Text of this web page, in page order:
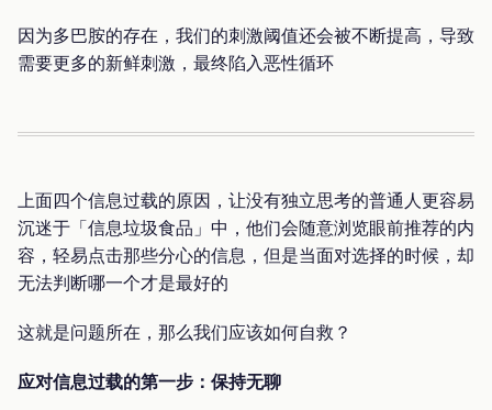
因为多巴胺的存在，我们的刺激阈值还会被不断提高，导致
需要更多的新鲜刺激，最终陷入恶性循环
上面四个信息过载的原因，让没有独立思考的普通人更容易
沉迷于「信息垃圾食品」中，他们会随意浏览眼前推荐的内
容，轻易点击那些分心的信息，但是当面对选择的时候，却
无法判断哪一个才是最好的
这就是问题所在，那么我们应该如何自救？
应对信息过载的第一步：保持无聊